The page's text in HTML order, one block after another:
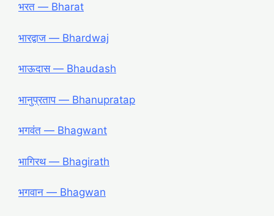
भरत — Bharat
भारद्वाज — Bhardwaj
भाऊदास — Bhaudash
भानुप्रताप — Bhanupratap
भगवंत — Bhagwant
भागिरथ — Bhagirath
भगवान — Bhagwan